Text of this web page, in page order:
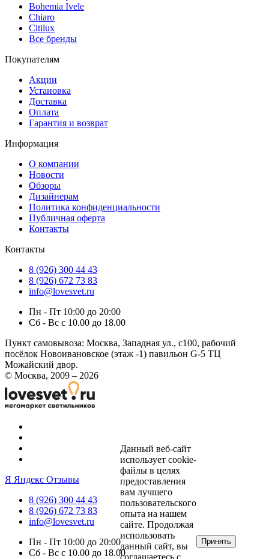
Bohemia Ivele
Chiaro
Citilux
Все бренды
Покупателям
Акции
Установка
Доставка
Оплата
Гарантия и возврат
Информация
О компании
Новости
Обзоры
Дизайнерам
Политика конфиденциальности
Публичная оферта
Контакты
Контакты
8 (926) 300 44 43
8 (926) 672 73 83
info@lovesvet.ru
Пн - Пт 10:00 до 20:00
Сб - Вс с 10.00 до 18.00
Пункт самовывоза: Москва, Западная ул., с100, рабочий
посёлок Новоивановское (этаж -1) павильон G-5 ТЦ
Можайский двор.
© Москва, 2009 – 2026
Я Яндекс Отзывы
8 (926) 300 44 43
8 (926) 672 73 83
info@lovesvet.ru
Пн - Пт 10:00 до 20:00
Сб - Вс с 10.00 до 18.00
Данный веб-сайт
использует cookie-
файлы в целях
предоставления
вам лучшего
пользовательского
опыта на нашем
сайте. Продолжая
использовать
данный сайт, вы
соглашаетесь с
Принять